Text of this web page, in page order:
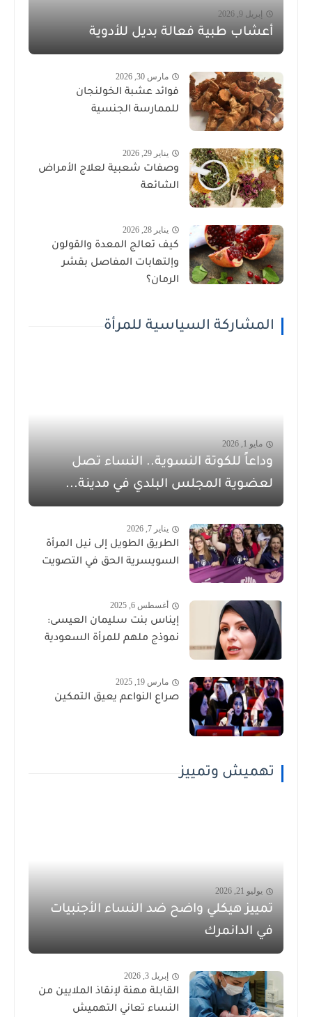
إبريل 9, 2026
أعشاب طبية فعالة بديل للأدوية
مارس 30, 2026
فوائد عشبة الخولنجان
للممارسة الجنسية
يناير 29, 2026
وصفات شعبية لعلاج الأمراض
الشائعة
يناير 28, 2026
كيف تعالج المعدة والقولون
وإلتهابات المفاصل بقشر
الرمان؟
المشاركة السياسية للمرأة
مايو 1, 2026
وداعاً للكوتة النسوية.. النساء تصل
لعضوية المجلس البلدي في مدينة...
يناير 7, 2026
الطريق الطويل إلى نيل المرأة
السويسرية الحق في التصويت
أغسطس 6, 2025
إيناس بنت سليمان العيسى:
نموذج ملهم للمرأة السعودية
مارس 19, 2025
صراع النواعم يعيق التمكين
تهميش وتمييز
يوليو 21, 2026
تمييز هيكلي واضح ضد النساء الأجنبيات
في الدانمرك
إبريل 3, 2026
القابلة مهنة لإنقاذ الملايين من
النساء تعاني التهميش